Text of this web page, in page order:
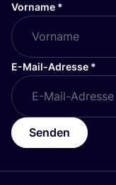
Vorname *
E-Mail-Adresse *
Senden